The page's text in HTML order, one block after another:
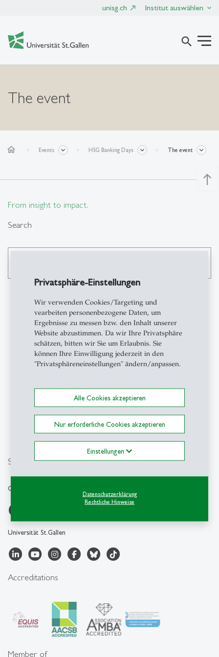
Privatsphäre-Einstellungen
Wir verwenden Cookies/Targeting und
vearbeiten personenbezogene Daten, um
Ergebnisse zu messen bzw. den Inhalt unserer
Website abzustimmen. Da wir Ihre Privatsphäre
schätzen, bitten wir Sie um Erlaubnis. Sie
können Ihre Einwilligung jederzeit in den
"Privatsphäreneinstellungen" ändern/anpassen.
Alle Cookies akzeptieren
Nur erforderliche Cookies akzeptieren
Einstellungen
Datenschutzerklärung
Rechtliche Hinweise
unisg.ch Institut auswählen
search
The event
home Events HSG Banking Days The event
north
From insight to impact.
Search
Social Media
Career & Corporate Services
Universität St.Gallen
Contact
CSC-HSG
Career & Corporate
Services
Gatterstrasse 1
9010 St.Gallen
Schweiz
+41 71 224 31 00
csc@unisg.ch
Accreditations
Member of